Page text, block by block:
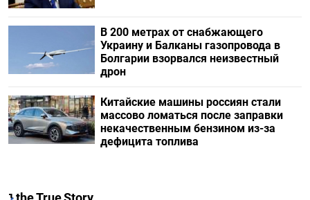
В 200 метрах от снабжающего
Украину и Балканы газопровода в
Болгарии взорвался неизвестный
дрон
Китайские машины россиян стали
массово ломаться после заправки
некачественным бензином из-за
дефицита топлива